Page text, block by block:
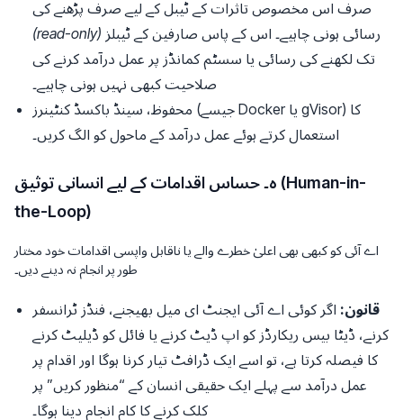
صرف اس مخصوص تاثرات کے ٹیبل کے لیے صرف پڑھنے کی
(read-only)
تک لکھنے کی رسائی یا سسٹم کمانڈز پر عمل درآمد کرنے کی
صلاحیت کبھی نہیں ہونی چاہیے۔
محفوظ، سینڈ باکسڈ کنٹینرز (جیسے Docker یا gVisor) کا
استعمال کرتے ہوئے عمل درآمد کے ماحول کو الگ کریں۔
ہ۔ حساس اقدامات کے لیے انسانی توثیق (Human-in-
the-Loop)
اے آئی کو کبھی بھی اعلیٰ خطرے والے یا ناقابل واپسی اقدامات خود مختار
طور پر انجام نہ دینے دیں۔
قانون: اگر کوئی اے آئی ایجنٹ ای میل بھیجنے، فنڈز ٹرانسفر
کرنے، ڈیٹا بیس ریکارڈز کو اپ ڈیٹ کرنے یا فائل کو ڈیلیٹ کرنے
کا فیصلہ کرتا ہے، تو اسے ایک ڈرافٹ تیار کرنا ہوگا اور اقدام پر
عمل درآمد سے پہلے ایک حقیقی انسان کے “منظور کریں” پر
کلک کرنے کا کام انجام دینا ہوگا۔